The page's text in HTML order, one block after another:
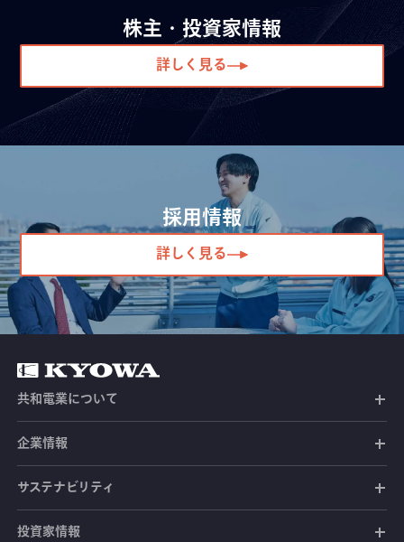
株主・投資家情報
詳しく見る
採用情報
詳しく見る
共和電業について
共和電業の未来
共和電業の事業
共和電業のあゆみ
企業情報
社長メッセージ
経営ビジョン
サステナビリティ
環境への取り組み
投資家情報